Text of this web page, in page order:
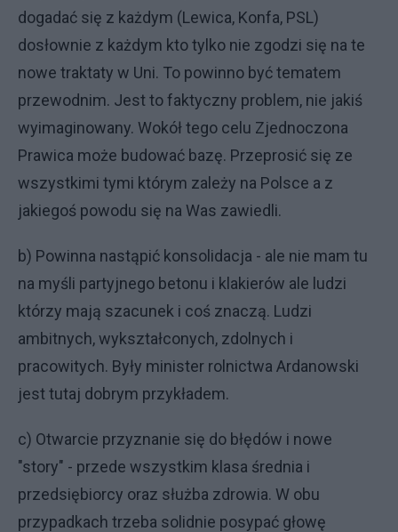
dogadać się z każdym (Lewica, Konfa, PSL)
dosłownie z każdym kto tylko nie zgodzi się na te
nowe traktaty w Uni. To powinno być tematem
przewodnim. Jest to faktyczny problem, nie jakiś
wyimaginowany. Wokół tego celu Zjednoczona
Prawica może budować bazę. Przeprosić się ze
wszystkimi tymi którym zależy na Polsce a z
jakiegoś powodu się na Was zawiedli.
b) Powinna nastąpić konsolidacja - ale nie mam tu
na myśli partyjnego betonu i klakierów ale ludzi
którzy mają szacunek i coś znaczą. Ludzi
ambitnych, wykształconych, zdolnych i
pracowitych. Były minister rolnictwa Ardanowski
jest tutaj dobrym przykładem.
c) Otwarcie przyznanie się do błędów i nowe
"story" - przede wszystkim klasa średnia i
przedsiębiorcy oraz służba zdrowia. W obu
przypadkach trzeba solidnie posypać głowę